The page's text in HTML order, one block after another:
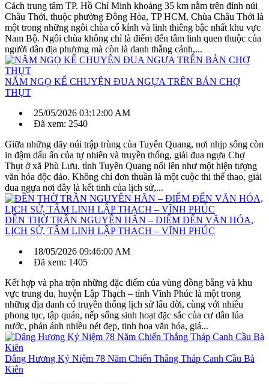
Cách trung tâm TP. Hồ Chí Minh khoảng 35 km nằm trên đỉnh núi
Châu Thới, thuộc phường Đông Hòa, TP HCM, Chùa Châu Thới là
một trong những ngôi chùa cổ kính và linh thiêng bậc nhất khu vực
Nam Bộ. Ngôi chùa không chỉ là điểm đến tâm linh quen thuộc của
người dân địa phương mà còn là danh thắng cảnh,...
NĂM NGỌ KỂ CHUYỆN ĐUA NGỰA TRÊN BẢN CHỢ
THỤT
25/05/2026 03:12:00 AM
Đã xem: 2540
Giữa những dãy núi trập trùng của Tuyên Quang, nơi nhịp sống còn
in đậm dấu ấn của tự nhiên và truyền thống, giải đua ngựa Chợ
Thụt ở xã Phù Lưu, tỉnh Tuyên Quang nổi lên như một hiện tượng
văn hóa độc đáo. Không chỉ đơn thuần là một cuộc thi thể thao, giải
đua ngựa nơi đây là kết tinh của lịch sử,...
ĐỀN THỜ TRẦN NGUYÊN HÃN – ĐIỂM ĐẾN VĂN HÓA,
LỊCH SỬ, TÂM LINH LẬP THẠCH – VĨNH PHÚC
18/05/2026 09:46:00 AM
Đã xem: 1405
Kết hợp và pha trộn những đặc điểm của vùng đồng bằng và khu
vực trung du, huyện Lập Thạch – tỉnh Vĩnh Phúc là một trong
những địa danh có truyền thống lịch sử lâu đời, cùng với nhiều
phong tục, tập quán, nếp sống sinh hoạt đặc sắc của cư dân lúa
nước, phản ánh nhiều nét đẹp, tinh hoa văn hóa, giá...
Dâng Hương Kỷ Niệm 78 Năm Chiến Thắng Tháp Canh Cầu Bà
Kiên